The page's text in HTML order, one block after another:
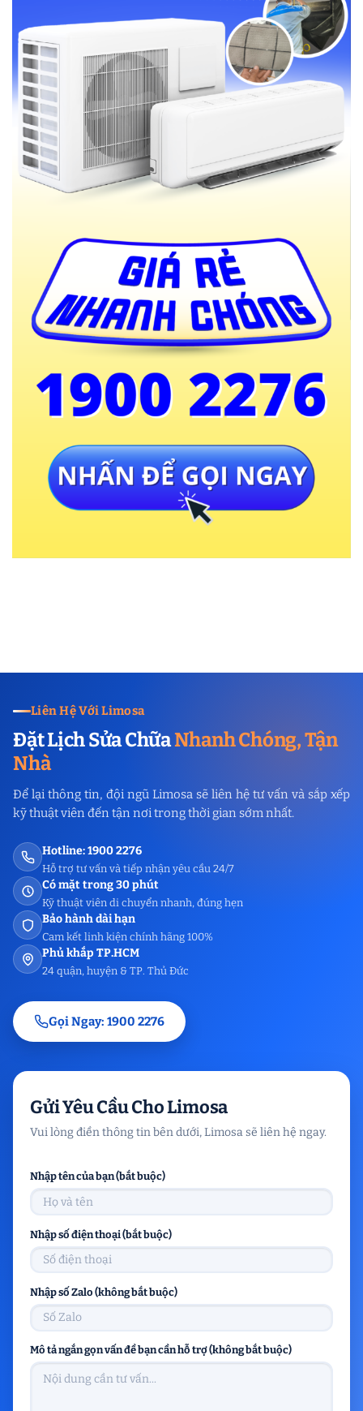
Liên Hệ Với Limosa
Đặt Lịch Sửa ChữaNhanh Chóng, Tận
Nhà
Để lại thông tin, đội ngũ Limosa sẽ liên hệ tư vấn và sắp xếp
kỹ thuật viên đến tận nơi trong thời gian sớm nhất.
Hotline: 1900 2276
Hỗ trợ tư vấn và tiếp nhận yêu cầu 24/7
Có mặt trong 30 phút
Kỹ thuật viên di chuyển nhanh, đúng hẹn
Bảo hành dài hạn
Cam kết linh kiện chính hãng 100%
Phủ khắp TP.HCM
24 quận, huyện & TP. Thủ Đức
Gọi Ngay: 1900 2276
Gửi Yêu Cầu Cho Limosa
Vui lòng điền thông tin bên dưới, Limosa sẽ liên hệ ngay.
Nhập tên của bạn (bắt buộc)
Nhập số điện thoại (bắt buộc)
Nhập số Zalo (không bắt buộc)
Mô tả ngắn gọn vấn đề bạn cần hỗ trợ (không bắt buộc)